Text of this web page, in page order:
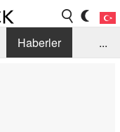
Haberler
...